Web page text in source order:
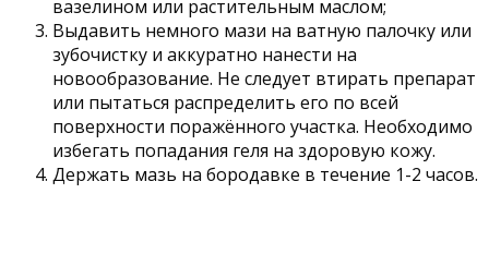
вазелином или растительным маслом;
Выдавить немного мази на ватную палочку или
зубочистку и аккуратно нанести на
новообразование. Не следует втирать препарат
или пытаться распределить его по всей
поверхности поражённого участка. Необходимо
избегать попадания геля на здоровую кожу.
Держать мазь на бородавке в течение 1-2 часов.